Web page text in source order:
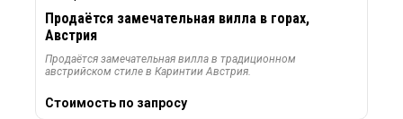
Продаётся замечательная вилла в горах,
Австрия
Продаётся замечательная вилла в традиционном
австрийском стиле в Каринтии Австрия.
Стоимость по запросу